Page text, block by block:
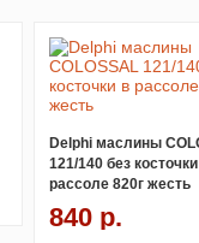
Delphi маслины
121/140 без
рассоле 820г жесть
840 р.